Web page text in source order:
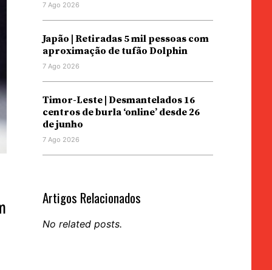
7 Ago 2026
Japão | Retiradas 5 mil pessoas com
aproximação de tufão Dolphin
7 Ago 2026
Timor-Leste | Desmantelados 16
centros de burla ‘online’ desde 26
de junho
7 Ago 2026
Artigos Relacionados
No related posts.